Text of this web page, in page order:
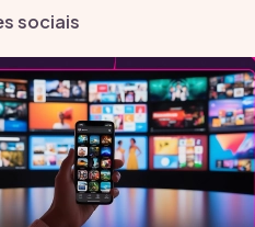
sociais